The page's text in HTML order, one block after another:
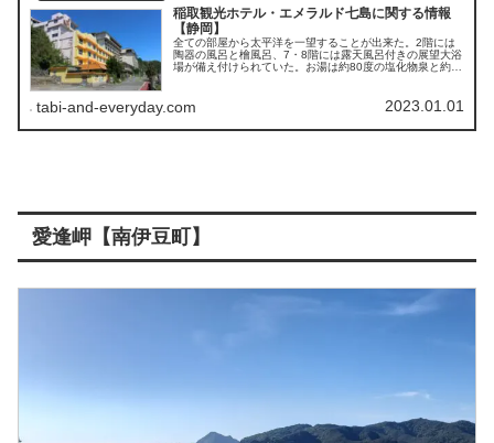
稲取観光ホテル・エメラルド七島に関する情報
【静岡】
全ての部屋から太平洋を一望することが出来た。2階には
陶器の風呂と檜風呂、7・8階には露天風呂付きの展望大浴
場が備え付けられていた。お湯は約80度の塩化物泉と約
tabi-and-everyday.com 2023.01.01
愛逢岬【南伊豆町】